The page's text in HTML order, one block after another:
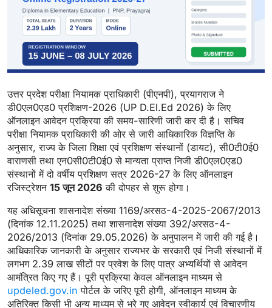
उत्तर प्रदेश परीक्षा नियामक प्राधिकारी (पीएनपी), प्रयागराज ने
डी0एल0एड0 प्रशिक्षण-2026 (UP D.El.Ed 2026) के लिए
ऑनलाइन आवेदन प्रक्रिया की समय-सारिणी जारी कर दी है। सचिव
परीक्षा नियामक प्राधिकारी की ओर से जारी आधिकारिक विज्ञप्ति के
अनुसार, राज्य के जिला शिक्षा एवं प्रशिक्षण संस्थानों (डायट), सी0टी0ई0
वाराणसी तथा एन0सी0टी0ई0 से मान्यता प्राप्त निजी डी0एल0एड0
संस्थानों में दो वर्षीय प्रशिक्षण सत्र 2026-27 के लिए ऑनलाइन
रजिस्ट्रेशन 15 जून 2026 की दोपहर से शुरू होगा।
यह अधिसूचना शासनादेश संख्या 1169/अरसठ-4-2025-2067/2013
(दिनांक 12.11.2025) तथा शासनादेश संख्या 392/अरसठ-4-
2026/2013 (दिनांक 29.05.2026) के अनुपालन में जारी की गई है।
आधिकारिक जानकारी के अनुसार राज्यभर के सरकारी एवं निजी संस्थानों में
लगभग 2.39 लाख सीटों पर प्रवेश के लिए पात्र अभ्यर्थियों से आवेदन
आमंत्रित किए गए हैं। पूरी प्रक्रिया केवल ऑनलाइन माध्यम से
updeled.gov.in पोर्टल के जरिए पूरी होगी, ऑनलाइन माध्यम के
अतिरिक्त किसी भी अन्य माध्यम से भरे गए आवेदन स्वीकार्य एवं विचारणीय